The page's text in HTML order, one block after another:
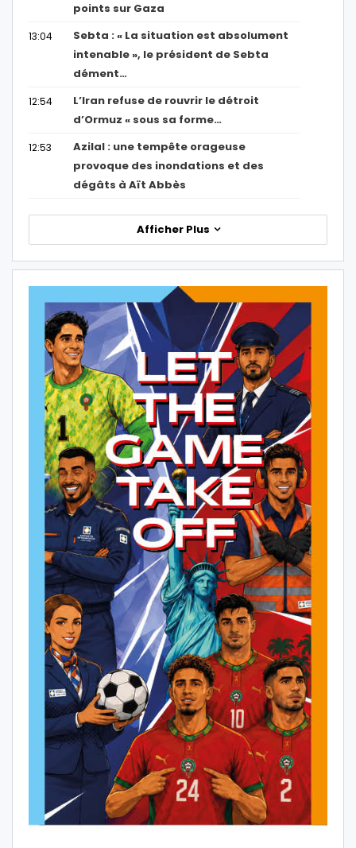
points sur Gaza
13:04
Sebta : « La situation est absolument
intenable », le président de Sebta
dément…
12:54
L’Iran refuse de rouvrir le détroit
d’Ormuz « sous sa forme…
12:53
Azilal : une tempête orageuse
provoque des inondations et des
dégâts à Aït Abbès
Afficher Plus